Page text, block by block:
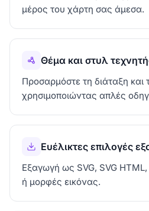
μέρος του χάρτη σας άμεσα.
Θέμα και στυλ
Προσαρμόστε τη διάταξη και
χρησιμοποιώντας απλές
Ευέλικτες επιλογές
Εξαγωγή ως SVG, SVG
ή μορφές εικόνας.